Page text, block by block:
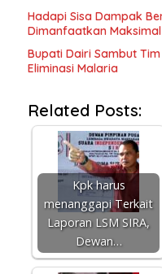
Hadapi Sisa Dampak
Dimanfaatkan
Bupati Dairi Sambut
Eliminasi Malaria
Related Posts:
Kpk harus
menanggapi Terkait
Laporan LSM SIRA,
Dewan…